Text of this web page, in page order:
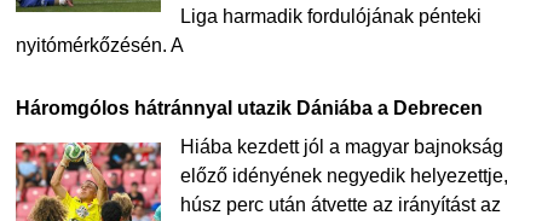
Liga harmadik fordulójának pénteki
nyitómérkőzésén. A
Háromgólos hátránnyal utazik Dániába a Debrecen
Hiába kezdett jól a magyar bajnokság
előző idényének negyedik helyezettje,
húsz perc után átvette az irányítást az